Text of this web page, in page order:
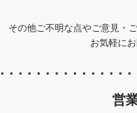
その他ご不明な点やご意見・
お気軽に
営